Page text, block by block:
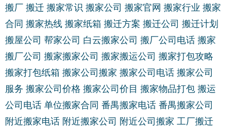
搬厂 搬迁 搬家常识 搬家公司 搬家官网 搬家行业 搬家
合同 搬家热线 搬家纸箱 搬迁方案 搬迁公司 搬迁计划
搬屋公司 帮家公司 白云搬家公司 搬厂公司电话 搬家
搬厂公司 搬家搬家公司 搬家搬运公司 搬家打包攻略
搬家打包纸箱 搬家公司搬家 搬家公司电话 搬家公司
服务 搬家公司价格 搬家公司价目 搬家物品打包 搬运
公司电话 单位搬家合同 番禺搬家电话 番禺搬家公司
附近搬家电话 附近搬家公司 附近公司搬家 工厂搬迁